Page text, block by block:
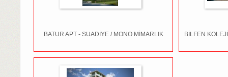
BATUR APT - SUADİYE / MONO MİMARLIK BİLFEN